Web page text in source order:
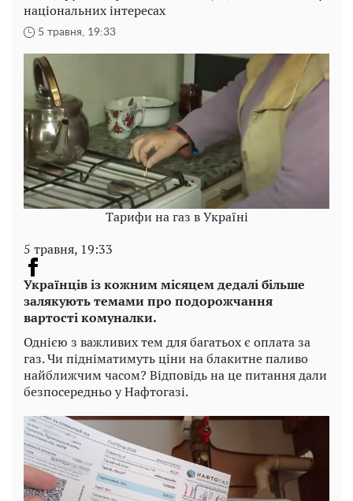
національних інтересах
5 травня, 19:33
Тарифи на газ в Україні
5 травня, 19:33
Українців із кожним місяцем дедалі більше
залякують темами про подорожчання
вартості комуналки.
Однією з важливих тем для багатьох є оплата за
газ. Чи підніматимуть ціни на блакитне паливо
найближчим часом? Відповідь на це питання дали
безпосередньо у Нафтогазі.